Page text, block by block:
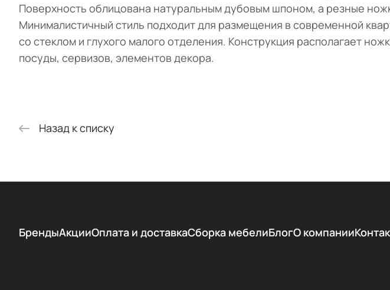
Поверхность облицована натуральным дубовым шпоном, а резные
Минималистичный стиль подходит для размещения в современной
со стеклом и глухого малого отделения. Конструкция располагает
посуды, сервизов, элементов декора.
Назад к списку
БрендыАкцииОплата и доставкаСборка мебелиБлогО компании